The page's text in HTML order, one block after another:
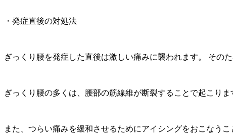
・発症直後の対処法
ぎっくり腰を発症した直後は激しい痛みに襲われます。 その
ぎっくり腰の多くは、腰部の筋線維が断裂することで起こり
また、つらい痛みを緩和させるためにアイシングをおこなう